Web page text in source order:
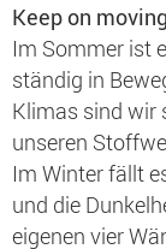
Keep on
Im Sommer ist
ständig in
Klimas sind wir
unseren
Im Winter fällt
und die
eigenen vier